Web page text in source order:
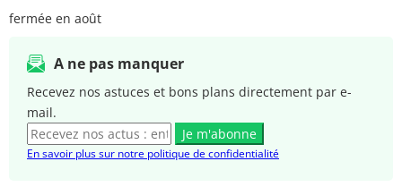
fermée en août
A ne pas manquer
Recevez nos astuces et bons plans directement par e-
mail.
Je m'abonne
En savoir plus sur notre politique de confidentialité